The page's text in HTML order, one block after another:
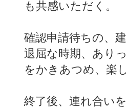
も共感いただく。
確認申請待ちの、
退屈な時期、あり
をかきあつめ、楽
終了後、連れ合い